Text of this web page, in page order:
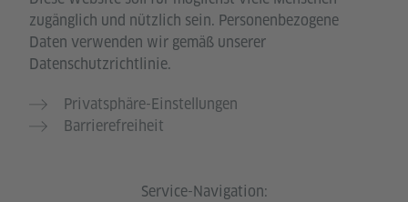
zugänglich und nützlich sein. Personenbezogene
Daten verwenden wir gemäß unserer
Datenschutzrichtlinie.
Privatsphäre-Einstellungen
Barrierefreiheit
Service-Navigation: